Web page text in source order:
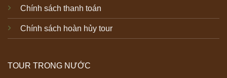
Chính sách thanh toán
Chính sách hoàn hủy tour
TOUR TRONG NƯỚC